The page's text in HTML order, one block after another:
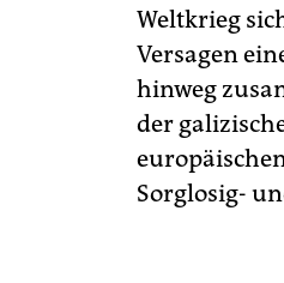
Weltkrieg
Versagen
hinweg
der
Sorglosig-